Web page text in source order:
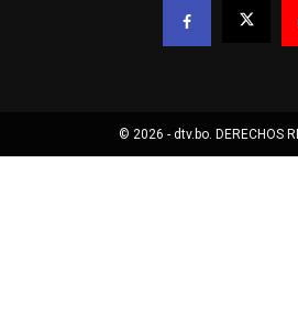
© 2026 - dtv.bo. DERECHOS